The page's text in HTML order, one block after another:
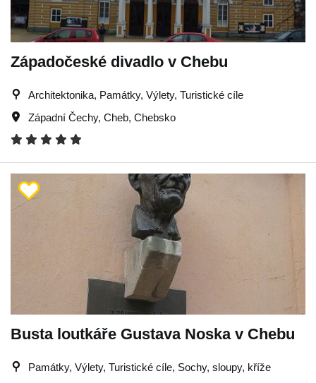
Západočeské divadlo v Chebu
Architektonika, Památky, Výlety, Turistické cíle
Západní Čechy, Cheb, Chebsko
Busta loutkáře Gustava Noska v Chebu
Památky, Výlety, Turistické cíle, Sochy, sloupy, kříže